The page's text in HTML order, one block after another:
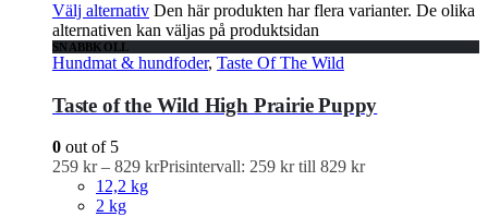
Välj alternativ Den här produkten har flera varianter. De olika
alternativen kan väljas på produktsidan
SNABBKOLL
Hundmat & hundfoder, Taste Of The Wild
Taste of the Wild High Prairie Puppy
0 out of 5
259 kr – 829 krPrisintervall: 259 kr till 829 kr
12,2 kg
2 kg